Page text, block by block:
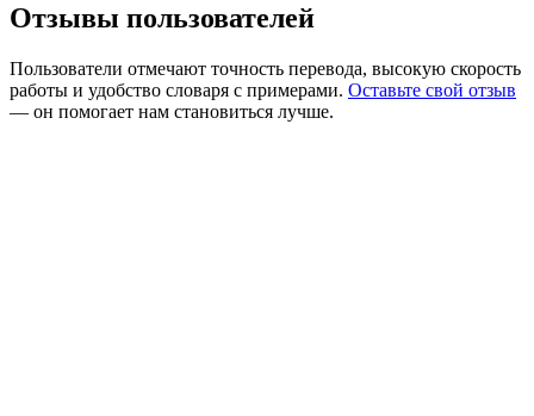
Отзывы пользователей
Пользователи отмечают точность перевода, высокую скорость
работы и удобство словаря с примерами. Оставьте свой отзыв
— он помогает нам становиться лучше.